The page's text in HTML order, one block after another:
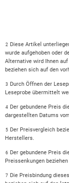
2
Diese Artikel
wurde aufgehoben oder
Alternative wird Ihnen
beziehen sich auf den
3
Durch Öffnen der
Leseprobe übermittelt
4
Der gebundene Preis
dargestellten Datums
5
Der Preisvergleich
Herstellers.
6
Der gebundene Preis
Preissenkungen
7
Die Preisbindung